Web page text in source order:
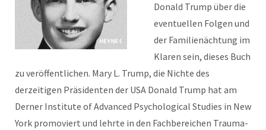
Donald Trump über die
eventuellen Folgen und
der Familienächtung im
Klaren sein, dieses Buch
zu veröffentlichen. Mary L. Trump, die Nichte des
derzeitigen Präsidenten der USA Donald Trump hat am
Derner Institute of Advanced Psychological Studies in New
York promoviert und lehrte in den Fachbereichen Trauma-